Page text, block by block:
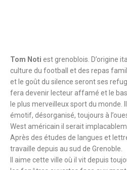
Tom Noti est grenoblois. D’origine
culture du football et des repas
et le goût du silence seront ses
fera devenir lecteur affamé et le
le plus merveilleux sport du monde.
émotif, désorganisé, toujours à
West américain il serait
Après des études de langues et
travaille depuis au sud de Grenoble.
Il aime cette ville où il vit depuis